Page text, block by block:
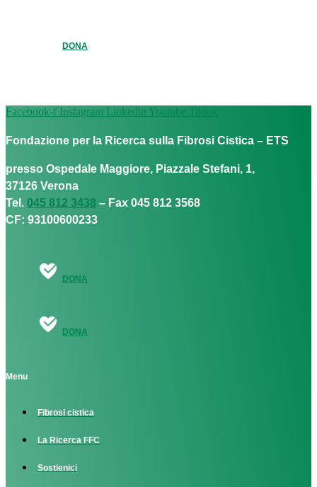
DONA
Facebook-f Instagram Linkedin Youtube Tiktok
Fondazione per la Ricerca sulla Fibrosi Cistica – ETS
presso Ospedale Maggiore, Piazzale Stefani, 1,
37126 Verona
Tel. 045 812 3438 – Fax 045 812 3568
CF: 93100600233
DONA
DONA
Menu
Fibrosi cistica
La Ricerca FFC
Sostienici